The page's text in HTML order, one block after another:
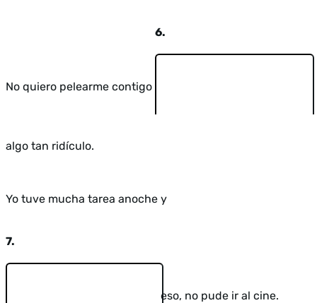
No quiero pelearme contigo
6.
algo tan ridículo.
Yo tuve mucha tarea anoche y
7.
eso, no pude ir al cine.